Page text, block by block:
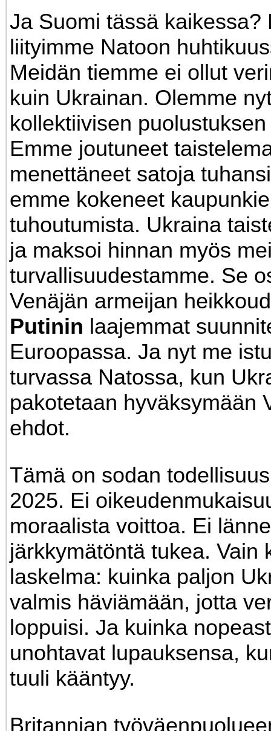
Ja Suomi tässä kaikessa?
liityimme Natoon
Meidän tiemme ei ollut
kuin Ukrainan. Olemme
kollektiivisen
Emme joutuneet
menettäneet satoja
emme kokeneet
tuhoutumista. Ukraina
ja maksoi hinnan myös
turvallisuudestamme. Se
Venäjän armeijan
Putinin laajemmat
Euroopassa. Ja nyt me
turvassa Natossa, kun
pakotetaan hyväksymään
ehdot.
Tämä on sodan
2025. Ei
moraalista voittoa. Ei
järkkymätöntä tukea. Vain
laskelma: kuinka paljon
valmis häviämään, jotta
loppuisi. Ja kuinka
unohtavat lupauksensa,
tuuli kääntyy.
Britannian